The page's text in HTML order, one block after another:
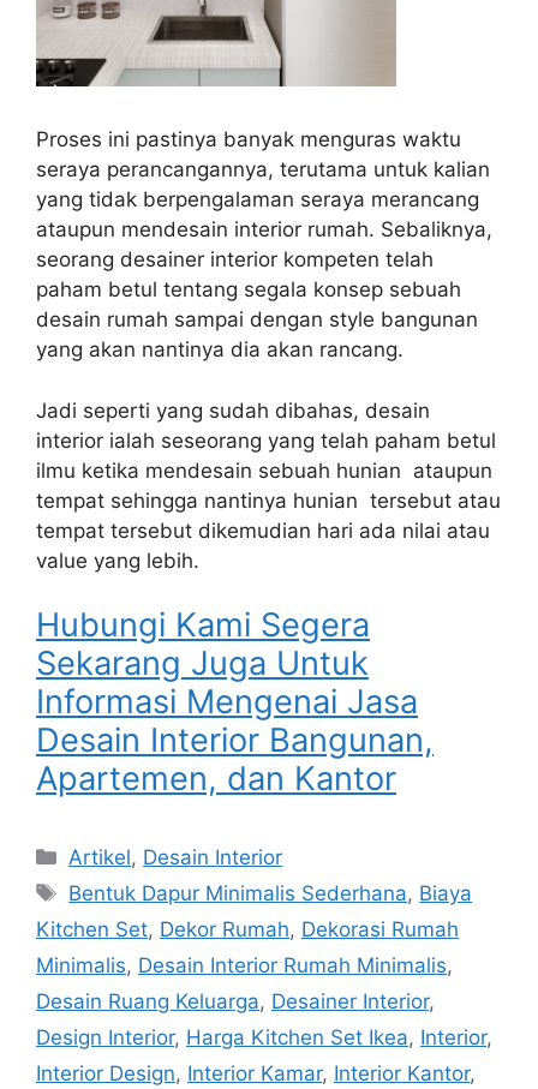
Proses ini pastinya banyak menguras waktu
seraya perancangannya, terutama untuk kalian
yang tidak berpengalaman seraya merancang
ataupun mendesain interior rumah. Sebaliknya,
seorang desainer interior kompeten telah
paham betul tentang segala konsep sebuah
desain rumah sampai dengan style bangunan
yang akan nantinya dia akan rancang.
Jadi seperti yang sudah dibahas, desain
interior ialah seseorang yang telah paham betul
ilmu ketika mendesain sebuah hunian ataupun
tempat sehingga nantinya hunian tersebut atau
tempat tersebut dikemudian hari ada nilai atau
value yang lebih.
Hubungi Kami Segera
Sekarang Juga Untuk
Informasi Mengenai Jasa
Desain Interior Bangunan,
Apartemen, dan Kantor
Artikel, Desain Interior
Bentuk Dapur Minimalis Sederhana, Biaya
Kitchen Set, Dekor Rumah, Dekorasi Rumah
Minimalis, Desain Interior Rumah Minimalis,
Desain Ruang Keluarga, Desainer Interior,
Design Interior, Harga Kitchen Set Ikea, Interior,
Interior Design, Interior Kamar, Interior Kantor,